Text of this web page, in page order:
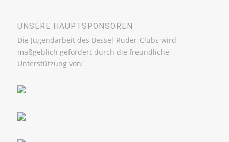
UNSERE HAUPTSPONSOREN
Die Jugendarbeit des Bessel-Ruder-Clubs wird
maßgeblich gefördert durch die freundliche
Unterstützung von: